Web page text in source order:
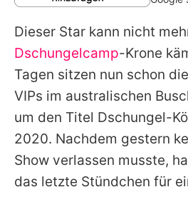
Utiq
Dieser Star kann nicht
Dschungelcamp-Krone
Tagen sitzen nun schon
VIPs im australischen
um den Titel Dschungel-
2020. Nachdem gestern
Show verlassen musste,
das letzte Stündchen für